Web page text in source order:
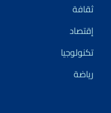
ثقافة
إقتصاد
تكنولوجيا
رياضة